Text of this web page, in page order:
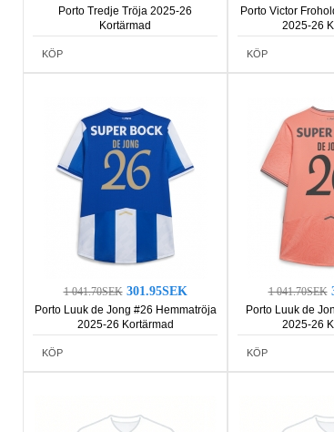
Porto Tredje Tröja 2025-26
Kortärmad
KÖP
Porto Victor
2025-26
KÖP
1 041.70SEK 301.95SEK
Porto Luuk de Jong #26 Hemmatröja
2025-26 Kortärmad
KÖP
1 041.70SEK
Porto Luuk de
2025-26
KÖP